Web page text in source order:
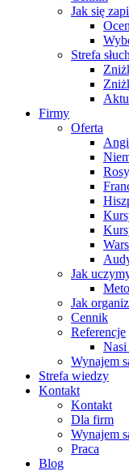
Jak się
Strefa
Firmy
Oferta
Jak
Jak
Cennik
Referencje
Nasi
Wynajem
Strefa wiedzy
Kontakt
Kontakt
Dla firm
Wynajem
Praca
Blog